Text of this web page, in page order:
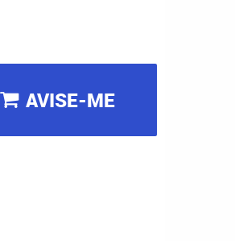
AVISE-ME